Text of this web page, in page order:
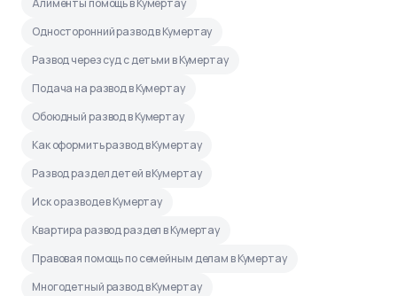
Односторонний развод в Кумертау
Развод через суд с детьми в Кумертау
Подача на развод в Кумертау
Обоюдный развод в Кумертау
Как оформить развод в Кумертау
Развод раздел детей в Кумертау
Иск о разводе в Кумертау
Квартира развод раздел в Кумертау
Правовая помощь по семейным делам в Кумертау
Многодетный развод в Кумертау